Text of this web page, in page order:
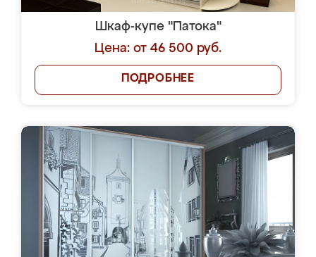
Шкаф-купе "Патока"
Цена: от 46 500 руб.
ПОДРОБНЕЕ